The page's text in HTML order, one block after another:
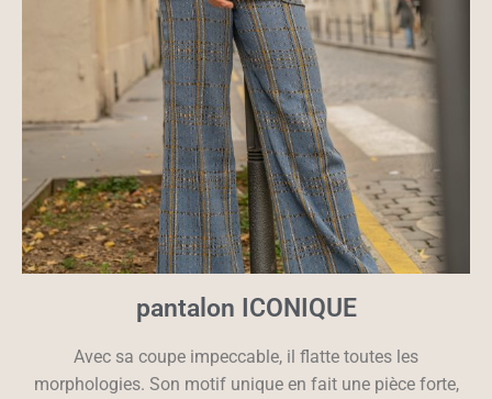
pantalon ICONIQUE
Avec sa coupe impeccable, il flatte toutes les
morphologies. Son motif unique en fait une pièce forte,